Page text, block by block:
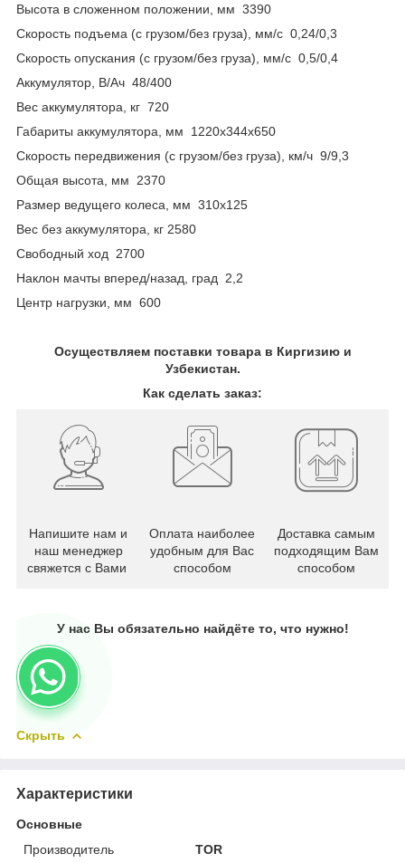
Высота в сложенном положении, мм 3390
Скорость подъема (с грузом/без груза), мм/с 0,24/0,3
Скорость опускания (с грузом/без груза), мм/с 0,5/0,4
Аккумулятор, В/Ач 48/400
Вес аккумулятора, кг 720
Габариты аккумулятора, мм 1220х344х650
Скорость передвижения (с грузом/без груза), км/ч 9/9,3
Общая высота, мм 2370
Размер ведущего колеса, мм 310х125
Вес без аккумулятора, кг 2580
Свободный ход 2700
Наклон мачты вперед/назад, град 2,2
Центр нагрузки, мм 600
Осуществляем поставки товара в Киргизию и
Узбекистан.
Как сделать заказ:
Напишите нам и
наш менеджер
свяжется с Вами
Оплата наиболее
удобным для Вас
способом
Доставка самым
подходящим Вам
способом
У нас Вы обязательно найдёте то, что нужно!
Скрыть
Характеристики
Основные
Производитель
TOR